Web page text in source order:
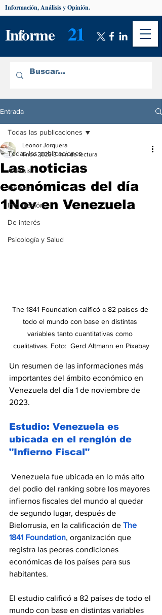
Informe 21
Información, Análisis y Opinión.
Entrada
Todas las publicaciones
Análisis
Opinión
Información
De interés
Psicología y Salud
Todas las publicaciones
Las noticias
económicas del día
1Nov en Venezuela
Leonor Jorquera
1 nov 2023 3 min de lectura
The 1841 Foundation calificó a 82 países de
todo el mundo con base en distintas
variables tanto cuantitativas como
cualitativas. Foto:  Gerd Altmann en Pixabay
Un resumen de las informaciones más
importantes del ámbito económico en
Venezuela del día 1 de noviembre de
2023.
Estudio: Venezuela es
ubicada en el renglón de
"Infierno Fiscal"
del podio del ranking sobre los mayores
infiernos fiscales del mundo al quedar
de segundo lugar, después de
Bielorrusia, en la calificación de The
1841 Foundation, organización que
registra las peores condiciones
económicas de los países para sus
habitantes.
El estudio calificó a 82 países de todo el
mundo con base en distintas variables